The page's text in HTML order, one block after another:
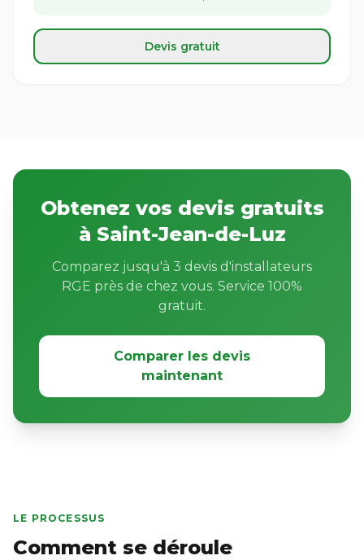
Devis gratuit
Obtenez vos devis gratuits
à Saint-Jean-de-Luz
Comparez jusqu'à 3 devis d'installateurs
RGE près de chez vous. Service 100%
gratuit.
Comparer les devis
maintenant
LE PROCESSUS
Comment se déroule